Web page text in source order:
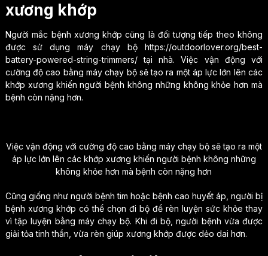
xương khớp
Người mắc bệnh xương khớp cũng là đối tượng tiếp theo không
được sử dụng máy chạy bộ https://outdoorlover.org/best-
battery-powered-string-trimmers/ tại nhà. Việc vận động với
cường độ cao bằng máy chạy bộ sẽ tạo ra một áp lực lớn lên các
khớp xương khiến người bệnh không những không khỏe hơn mà
bệnh còn nặng hơn.
Việc vận động với cường độ cao bằng máy chạy bộ sẽ tạo ra một
áp lực lớn lên các khớp xương khiến người bệnh không những
không khỏe hơn mà bệnh còn nặng hơn
Cũng giống như người bệnh tim hoặc bệnh cao huyết áp, người bị
bệnh xương khớp có thể chọn đi bộ để rèn luyện sức khỏe thay
vì tập luyện bằng máy chạy bộ. Khi đi bộ, người bệnh vừa được
giải tỏa tinh thần, vừa rèn giúp xương khớp được dẻo dai hơn.